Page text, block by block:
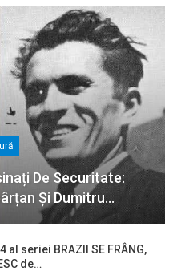
De Securitate:
Și Dumitru…
al seriei BRAZII SE FRÂNG,
de…